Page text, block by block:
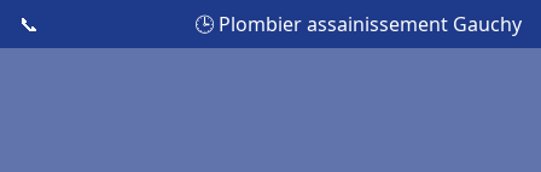
📞 🕒 Plombier assainissement Gauchy